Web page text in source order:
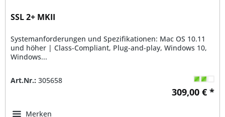
SSL 2+ MKII
Systemanforderungen und Spezifikationen: Mac OS 10.11
und höher | Class-Compliant, Plug-and-play, Windows 10,
Windows...
Art.Nr.: 305658
309,00 € *
Merken